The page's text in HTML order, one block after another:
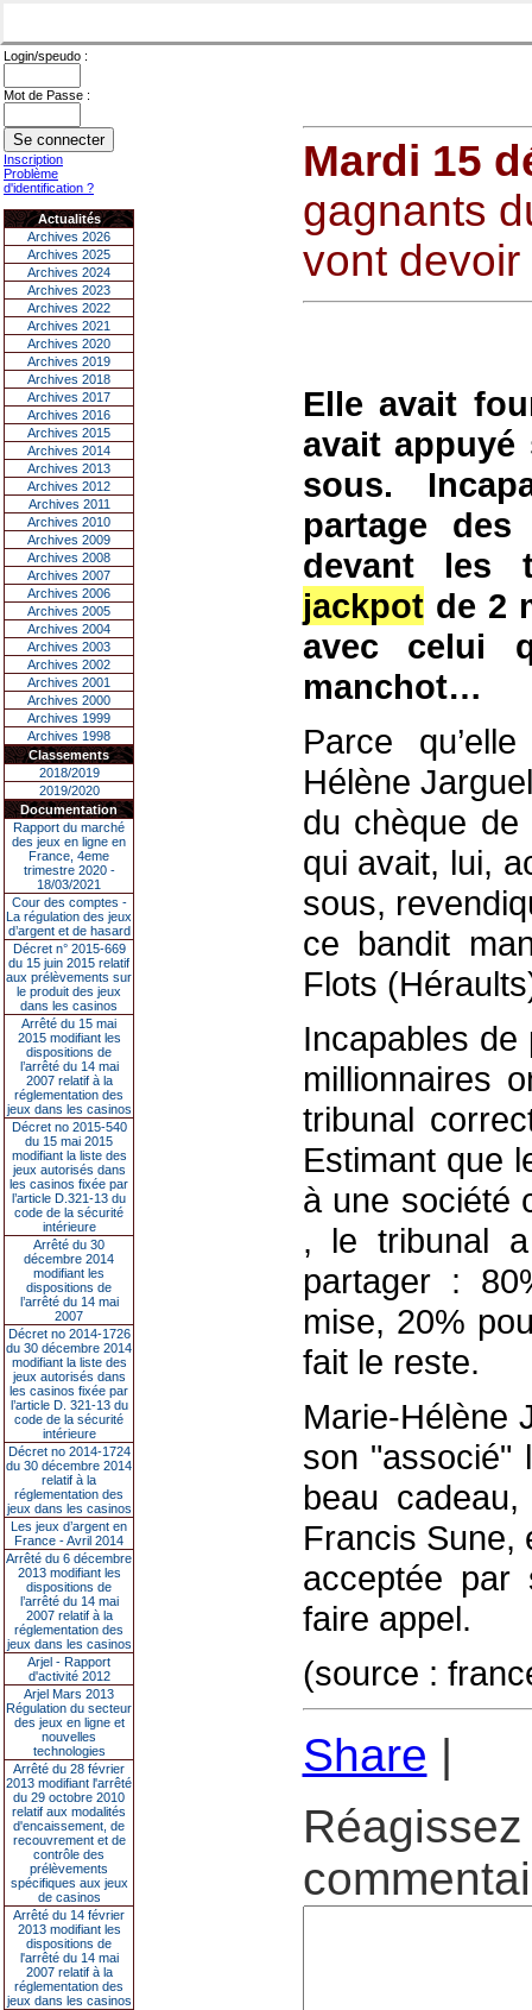
Login/speudo :
Mot de Passe :
Inscription
Problème
d'identification ?
Actualités
Archives 2026
Archives 2025
Archives 2024
Archives 2023
Archives 2022
Archives 2021
Archives 2020
Archives 2019
Archives 2018
Archives 2017
Archives 2016
Archives 2015
Archives 2014
Archives 2013
Archives 2012
Archives 2011
Archives 2010
Archives 2009
Archives 2008
Archives 2007
Archives 2006
Archives 2005
Archives 2004
Archives 2003
Archives 2002
Archives 2001
Archives 2000
Archives 1999
Archives 1998
Classements
2018/2019
2019/2020
Documentation
Rapport du marché
des jeux en ligne en
France, 4eme
trimestre 2020 -
18/03/2021
Cour des comptes -
La régulation des jeux
d’argent et de hasard
Décret n° 2015-669
du 15 juin 2015 relatif
aux prélèvements sur
le produit des jeux
dans les casinos
Arrêté du 15 mai
2015 modifiant les
dispositions de
l’arrêté du 14 mai
2007 relatif à la
réglementation des
jeux dans les casinos
Décret no 2015-540
du 15 mai 2015
modifiant la liste des
jeux autorisés dans
les casinos fixée par
l’article D.321-13 du
code de la sécurité
intérieure
Arrêté du 30
décembre 2014
modifiant les
dispositions de
l’arrêté du 14 mai
2007
Décret no 2014-1726
du 30 décembre 2014
modifiant la liste des
jeux autorisés dans
les casinos fixée par
l’article D. 321-13 du
code de la sécurité
intérieure
Décret no 2014-1724
du 30 décembre 2014
relatif à la
réglementation des
jeux dans les casinos
Les jeux d’argent en
France - Avril 2014
Arrêté du 6 décembre
2013 modifiant les
dispositions de
l’arrêté du 14 mai
2007 relatif à la
réglementation des
jeux dans les casinos
Arjel - Rapport
d'activité 2012
Arjel Mars 2013
Régulation du secteur
des jeux en ligne et
nouvelles
technologies
Arrêté du 28 février
2013 modifiant l'arrêté
du 29 octobre 2010
relatif aux modalités
d'encaissement, de
recouvrement et de
contrôle des
prélèvements
spécifiques aux jeux
de casinos
Arrêté du 14 février
2013 modifiant les
dispositions de
l'arrêté du 14 mai
2007 relatif à la
réglementation des
jeux dans les casinos
Mardi 15
gagnants
vont
Elle avait
avait
sous.
partage
devant les
jackpotde 2
avec celui
manchot…
Parce
Hélène
du chèque de
qui avait, lui,
sous,
ce bandit
Flots
Incapables
millionnaires
tribunal
Estimant que
à une société
, le tribunal
partager :
mise, 20%
fait le reste.
Marie-Hélène
son "associé"
beau
Francis Sune,
acceptée par
faire appel.
(source :
Share |